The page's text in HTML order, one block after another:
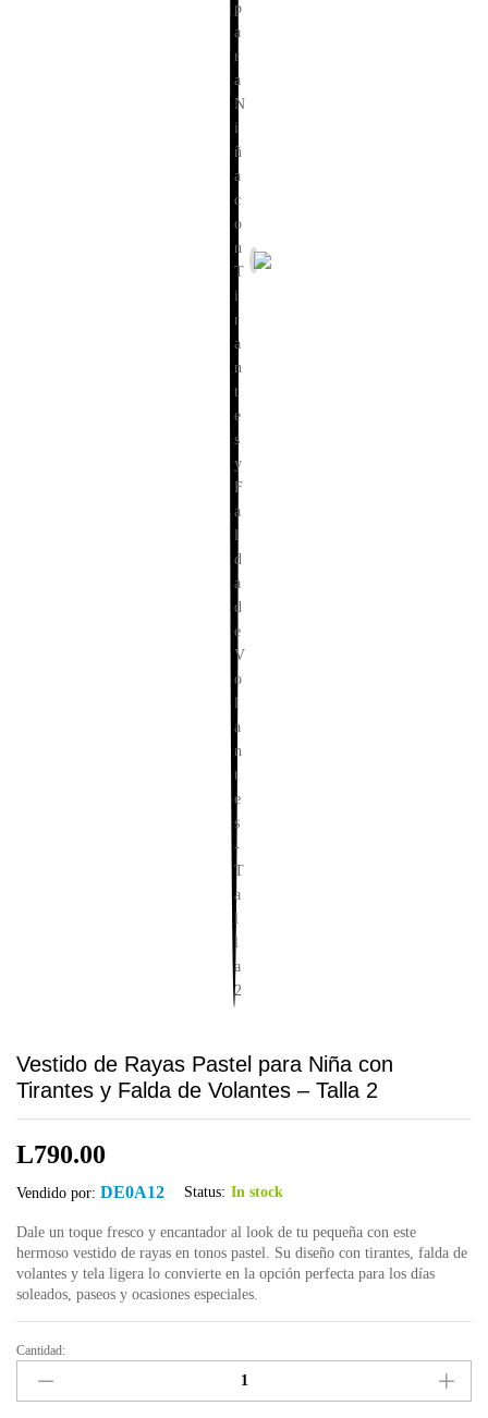
Vestido de Rayas Pastel para Niña con
Tirantes y Falda de Volantes – Talla 2
L790.00
Vendido por: DE0A12 Status: In stock
Dale un toque fresco y encantador al look de tu pequeña con este
hermoso vestido de rayas en tonos pastel. Su diseño con tirantes, falda de
volantes y tela ligera lo convierte en la opción perfecta para los días
soleados, paseos y ocasiones especiales.
Vestido
Rayas
Cantidad: